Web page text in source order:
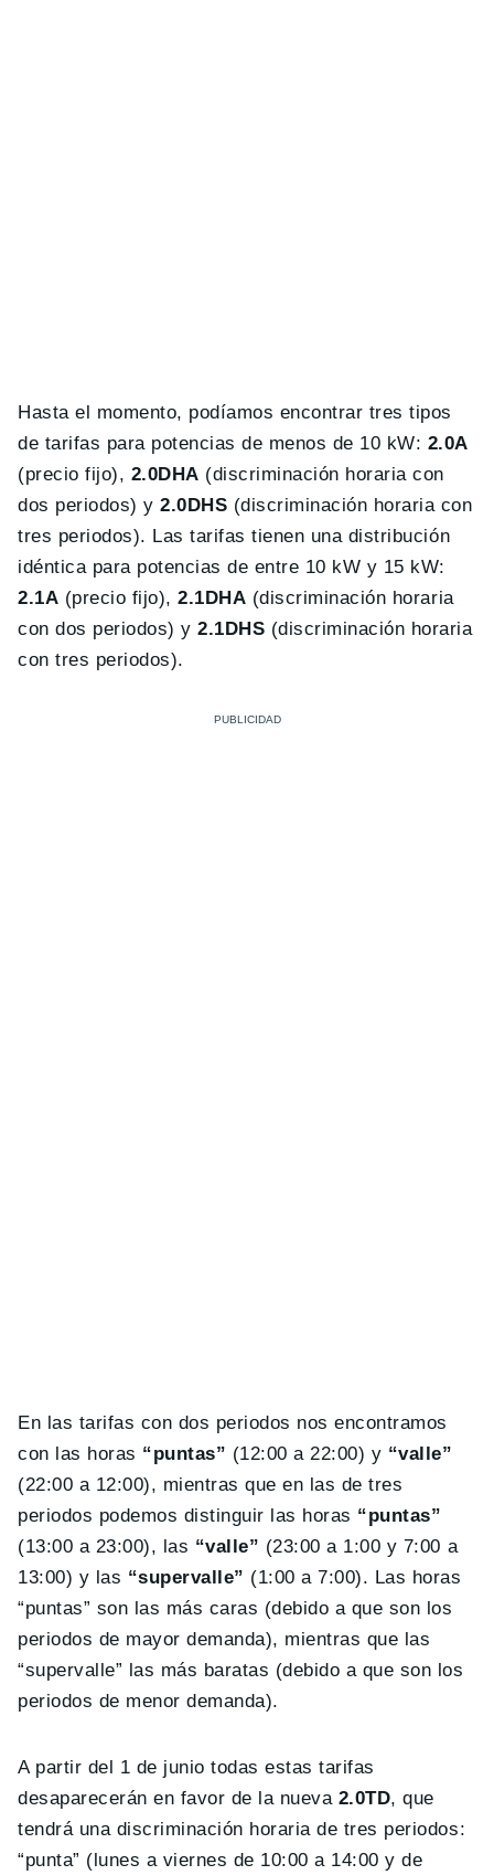
Hasta el momento, podíamos encontrar tres tipos
de tarifas para potencias de menos de 10 kW: 2.0A
(precio fijo), 2.0DHA (discriminación horaria con
dos periodos) y2.0DHS (discriminación horaria con
tres periodos). Las tarifas tienen una distribución
idéntica para potencias de entre 10 kW y 15 kW:
2.1A (precio fijo),2.1DHA (discriminación horaria
con dos periodos) y2.1DHS (discriminación horaria
con tres periodos).
En las tarifas con dos periodos nos encontramos
con las horas “puntas” (12:00 a 22:00) y “valle”
(22:00 a 12:00), mientras que en las de tres
periodos podemos distinguir las horas “puntas”
(13:00 a 23:00), las “valle” (23:00 a 1:00 y 7:00 a
13:00) y las “supervalle” (1:00 a 7:00). Las horas
“puntas” son las más caras (debido a que son los
periodos de mayor demanda), mientras que las
“supervalle” las más baratas (debido a que son los
periodos de menor demanda).
A partir del 1 de junio todas estas tarifas
desaparecerán en favor de la nueva 2.0TD, que
tendrá una discriminación horaria de tres periodos:
“punta” (lunes a viernes de 10:00 a 14:00 y de